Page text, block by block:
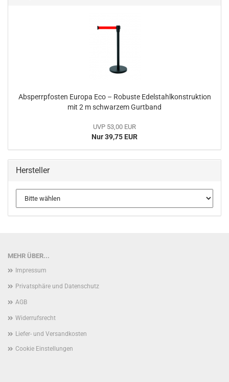
Absperrpfosten Europa Eco – Robuste Edelstahlkonstruktion
mit 2 m schwarzem Gurtband
UVP 53,00 EUR
Nur 39,75 EUR
Hersteller
MEHR ÜBER...
Impressum
Privatsphäre und Datenschutz
AGB
Widerrufsrecht
Liefer- und Versandkosten
Cookie Einstellungen